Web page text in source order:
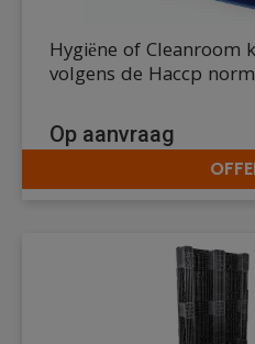
Hygiëne of Cleanroom
volgens de Haccp norm
Op aanvraag